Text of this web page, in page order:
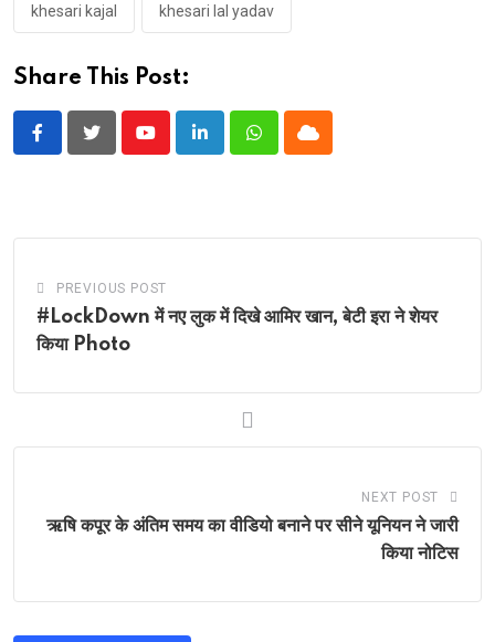
khesari kajal khesari lal yadav
Share This Post:
YoutubeLinkedInWhatsappCloud
PREVIOUS POST
#LockDown में नए लुक में दिखे आमिर खान, बेटी इरा ने शेयर
किया Photo
NEXT POST
ऋषि कपूर के अंतिम समय का वीडियो बनाने पर सीने यूनियन ने जारी
किया नोटिस